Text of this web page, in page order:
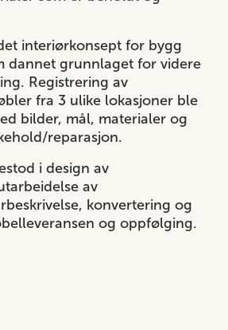
interiørkonsept for bygg
dannet grunnlaget for videre
Registrering av
fra 3 ulike lokasjoner ble
bilder, mål, materialer og
reparasjon.
i design av
av
konvertering og
og oppfølging.